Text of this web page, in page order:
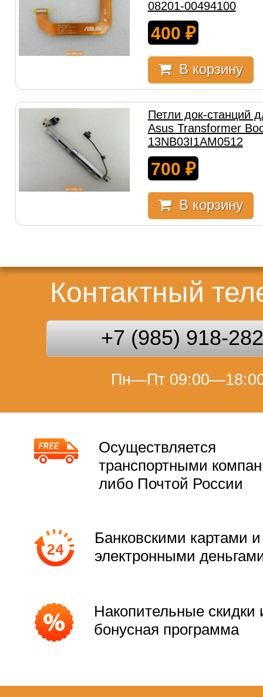
08201-00494100
400 ₽
В корзину
Петли док-станций
Asus Transformer
13NB03I1AM0512
700 ₽
В корзину
Контактный
+7 (985) 918-
Пн—Пт
Осуществляется
транспортными
либо Почтой России
Банковскими картами и
электронными
Накопительные скидки
бонусная программа